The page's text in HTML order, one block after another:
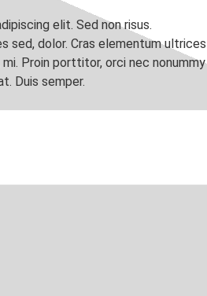
elit. Sed non risus.
sed, dolor. Cras elementum ultrices
mi. Proin porttitor, orci nec nonummy
Duis semper.